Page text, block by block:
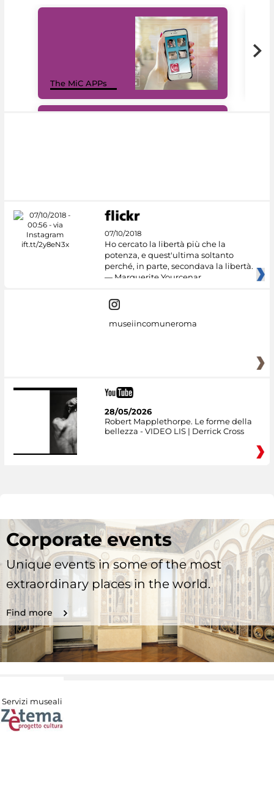
The MiC APPs
07/10/2018
Ho cercato la libertà più che la
potenza, e quest'ultima soltanto
perché, in parte, secondava la libertà.
— Marguerite Yourcenar
museiincomuneroma
28/05/2026
Robert Mapplethorpe. Le forme della
bellezza - VIDEO LIS | Derrick Cross
Corporate events
Unique events in some of the most
extraordinary places in the world.
Find more
Servizi museali